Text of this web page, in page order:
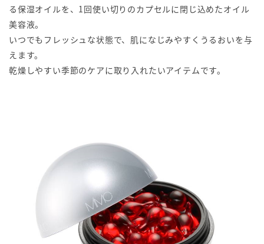
る保湿オイルを、1回使い切りのカプセルに閉じ込めたオイル
美容液。
いつでもフレッシュな状態で、肌になじみやすくうるおいを与
えます。
乾燥しやすい季節のケアに取り入れたいアイテムです。